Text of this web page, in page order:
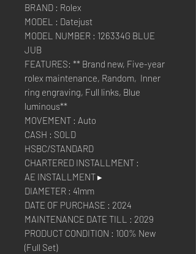
BRAND : Rolex
MODEL : Datejust
MODEL NUMBER : 126334G BLUE
JUB
FEATURES: ** Brand new, Five-year
rolex maintenance, Random, Inner
ring engraving, Full links, Blue
luminous**
MOVEMENT : Auto
CASH : SOLD
HSBC/STANDARD
CHARTERED INSTALLMENT :
AE INSTALLMENT ▸
DIAMETER : 41mm
DATE OF PURCHASE : 2024
MAINTENANCE DATE TILL : 2029
PRODUCT CONDITION : 100% New
(Full Set)